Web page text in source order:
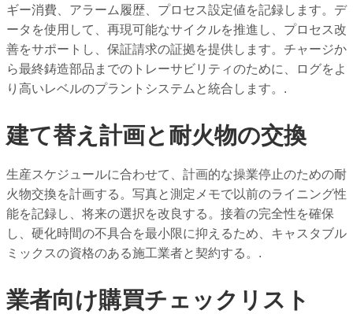
ギー消費、アラーム履歴、プロセス設定値を記録します。デ
ータを使用して、再現可能なサイクルを推進し、プロセス改
善をサポートし、保証請求の証拠を提供します。チャージか
ら最終鋳造部品までのトレーサビリティのために、ログをよ
り高いレベルのプラントシステムと統合します。.
建て替え計画と耐火物の交換
生産スケジュールに合わせて、計画的な操業停止のための耐
火物交換を計画する。写真と測定メモで以前のライニング性
能を記録し、将来の選択を改良する。接着の完全性を確保
し、硬化時間の不具合を最小限に抑えるため、キャスタブル
ミックスの資格のある施工業者と契約する。.
業者向け購買チェックリスト